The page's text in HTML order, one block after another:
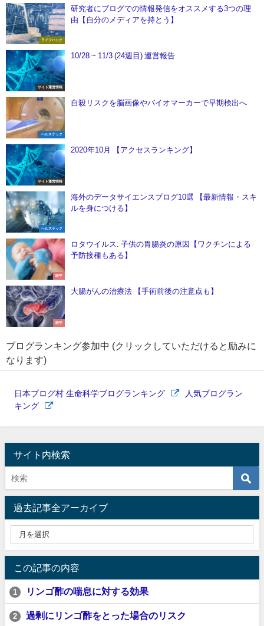
ライフハック
研究者にブログでの情報発信をオススメする3つの理
由【自分のメディアを持とう】
サイト運営情報
10/28 ~ 11/3 (24週目) 運営報告
ヘルステック
自殺リスクを脳画像やバイオマーカーで早期検出へ
サイト運営情報
2020年10月 【アクセスランキング】
ヘルステック
海外のデータサイエンスブログ10選 【最新情報・スキ
ルを身につける】
医学
ロタウイルス: 子供の胃腸炎の原因【ワクチンによる
予防接種もある】
医学
大腸がんの治療法 【手術前後の注意点も】
ブログランキング参加中 (クリックしていただけると励みに
なります)
日本ブログ村 生命科学ブログランキング
人気ブログラン
キング
サイト内検索
過去記事全アーカイブ
この記事の内容
1 リンゴ酢の喘息に対する効果
2 過剰にリンゴ酢をとった場合のリスク